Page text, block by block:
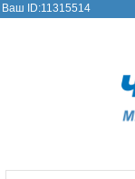
Ваш ID:11315514